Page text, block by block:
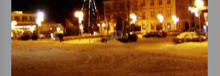
13. 7. 2026
Varhanní recitál Michala Novenka v Klášteře
Želiv
3. 7. 2026
Petr Adamec – Malovaný svět